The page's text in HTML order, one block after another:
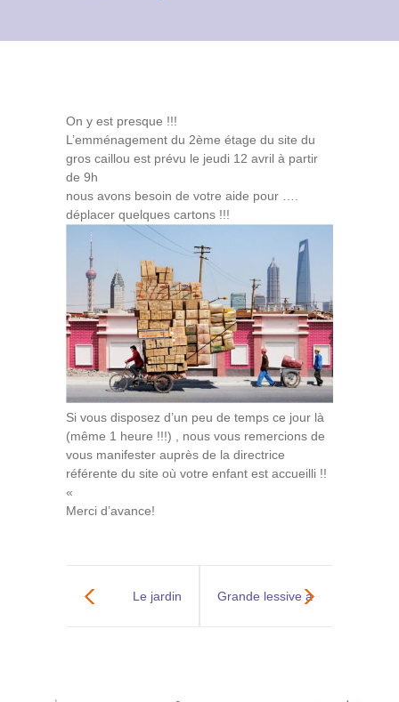
On y est presque !!!
L’emménagement du 2ème étage du site du
gros caillou est prévu le jeudi 12 avril à partir
de 9h
nous avons besoin de votre aide pour ….
déplacer quelques cartons !!!
Si vous disposez d’un peu de temps ce jour là
(même 1 heure !!!) , nous vous remercions de
vous manifester auprès de la directrice
référente du site où votre enfant est accueilli !!
«
Merci d’avance!
Le jardin Grande lessive à